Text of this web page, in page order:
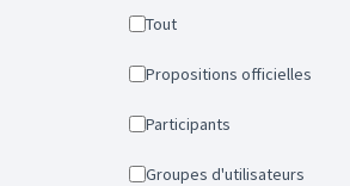
Tout
Propositions officielles
Participants
Groupes d'utilisateurs